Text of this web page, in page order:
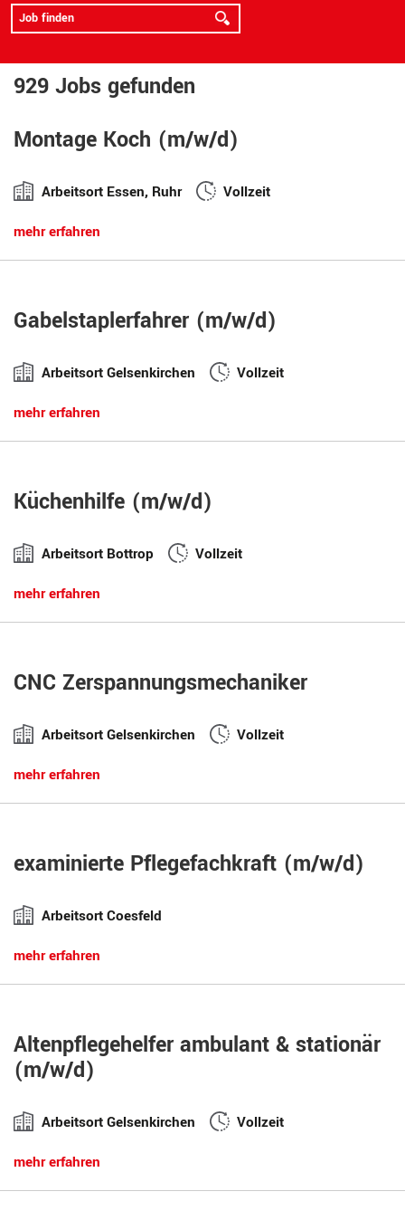
929 Jobs gefunden
Montage Koch (m/w/d)
Arbeitsort Essen, Ruhr
Vollzeit
mehr erfahren
Gabelstaplerfahrer (m/w/d)
Arbeitsort Gelsenkirchen
Vollzeit
mehr erfahren
Küchenhilfe (m/w/d)
Arbeitsort Bottrop
Vollzeit
mehr erfahren
CNC Zerspannungsmechaniker
Arbeitsort Gelsenkirchen
Vollzeit
mehr erfahren
examinierte Pflegefachkraft (m/w/d)
Arbeitsort Coesfeld
mehr erfahren
Altenpflegehelfer ambulant & stationär
(m/w/d)
Arbeitsort Gelsenkirchen
Vollzeit
mehr erfahren